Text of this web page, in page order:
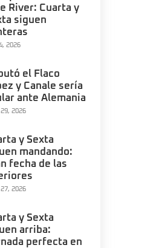
River: Cuarta y
siguen
2026
el Flaco
y Canale sería
ante Alemania
2026
y Sexta
mandando:
fecha de las
2026
y Sexta
arriba:
perfecta en